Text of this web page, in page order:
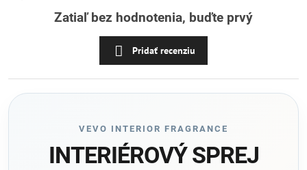
Zatiaľ bez hodnotenia, buďte prvý
Pridať recenziu
VEVO INTERIOR FRAGRANCE
INTERIÉROVÝ SPREJ